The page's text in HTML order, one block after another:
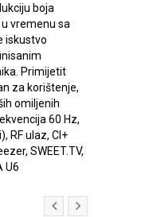
boja
vremenu sa
iskustvo
Primijetit
za korištenje,
omiljenih
60 Hz,
RF ulaz, CI+
SWEET.TV,
U6